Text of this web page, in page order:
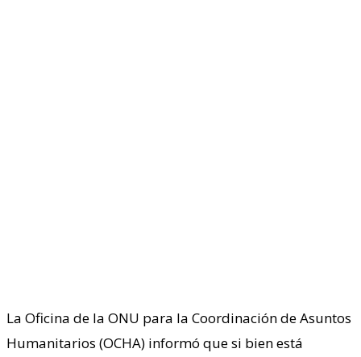
La Oficina de la ONU para la Coordinación de Asuntos
Humanitarios (OCHA) informó que si bien está